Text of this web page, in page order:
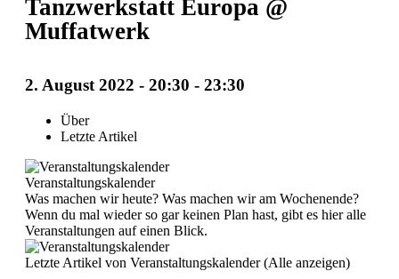
Tanzwerkstatt Europa @
Muffatwerk
2. August 2022 - 20:30 - 23:30
Veranstaltung
Navigation
Über
Letzte Artikel
Veranstaltungskalender
Was machen wir heute? Was machen wir am Wochenende?
Wenn du mal wieder so gar keinen Plan hast, gibt es hier alle
Veranstaltungen auf einen Blick.
Letzte Artikel von Veranstaltungskalender(Alle anzeigen)